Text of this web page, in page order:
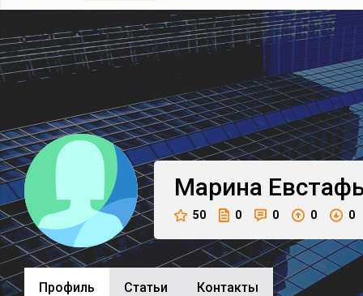
Марина
50 0 0 0 0
Профиль Cтатьи Контакты